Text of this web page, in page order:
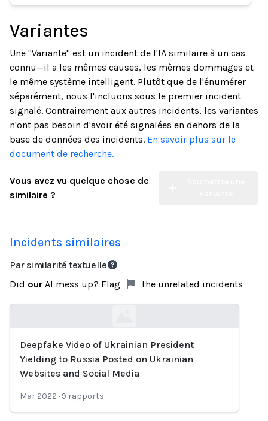
Variantes
Une "Variante" est un incident de l'IA similaire à un cas
connu—il a les mêmes causes, les mêmes dommages et
le même système intelligent. Plutôt que de l'énumérer
séparément, nous l'incluons sous le premier incident
signalé. Contrairement aux autres incidents, les variantes
n'ont pas besoin d'avoir été signalées en dehors de la
base de données des incidents. En savoir plus sur le
document de recherche.
Vous avez vu quelque chose de
similaire ?
Incidents similaires
Par similarité textuelle
Did our AI mess up? Flag the unrelated incidents
Loading...
Deepfake Video of Ukrainian President
Yielding to Russia Posted on Ukrainian
Websites and Social Media
Mar 2022 · 9 rapports